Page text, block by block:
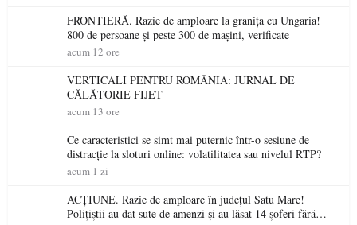
FRONTIERĂ. Razie de amploare la granița cu Ungaria!
800 de persoane și peste 300 de mașini, verificate
acum 12 ore
VERTICALI PENTRU ROMÂNIA: JURNAL DE
CĂLĂTORIE FIJET
acum 13 ore
Ce caracteristici se simt mai puternic într-o sesiune de
distracție la sloturi online: volatilitatea sau nivelul RTP?
acum 1 zi
ACȚIUNE. Razie de amploare în județul Satu Mare!
Polițiștii au dat sute de amenzi și au lăsat 14 șoferi fără